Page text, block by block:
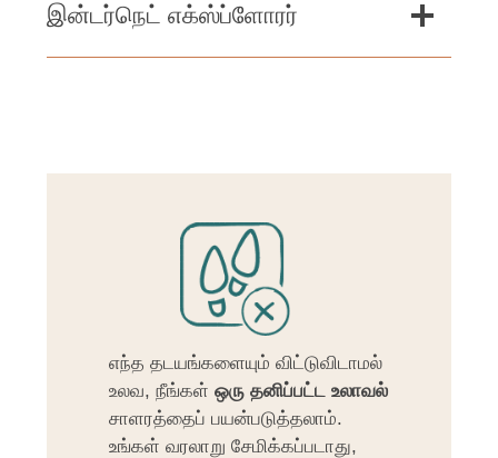
இன்டர்நெட் எக்ஸ்ப்ளோரர்
எந்த தடயங்களையும் விட்டுவிடாமல்
உலவ, நீங்கள் ஒரு தனிப்பட்ட உலாவல்
சாளரத்தைப் பயன்படுத்தலாம்.
உங்கள் வரலாறு சேமிக்கப்படாது,